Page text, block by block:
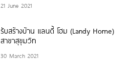
21 June 2021
รับสร้างบ้าน แลนดี้ โฮม (Landy Home)
สาขาสุขุมวิท
30 March 2021